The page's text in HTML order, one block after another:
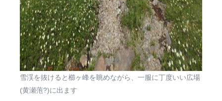
雪渓を抜けると櫛ヶ峰を眺めながら、一服に丁度いい広場
(黄瀬萢?)に出ます